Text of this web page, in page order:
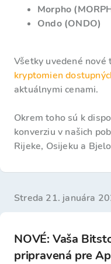
Morpho
Ondo (ONDO)
Všetky uvedené nové
kryptomien
aktuálnymi cenami.
Okrem toho sú k
konverziu v našich
Rijeke, Osijeku a
streda 21. januára
NOVÉ: Vaša
pripravená pre